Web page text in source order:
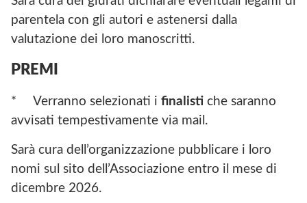
parentela con gli autori e astenersi dalla
valutazione dei loro manoscritti.
PREMI
* Verranno selezionati i finalisti che saranno
avvisati tempestivamente via mail.
Sarà cura dell’organizzazione pubblicare i loro
nomi sul sito dell’Associazione entro il mese di
dicembre 2026.